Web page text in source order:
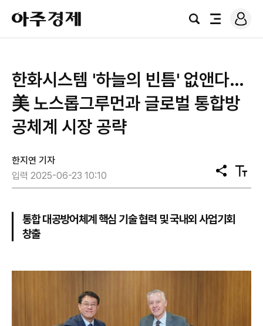
아
주
경
검
전
로
그
한화시스템 '하늘의 빈틈' 없앤다…
美 노스롭그루먼과 글로벌 통합방
공체계 시장 공략
한지연 기자
입력 2025-06-23 10:10
공
유
텍
스
통합 대공방어체계 핵심 기술 협력 및 국내외 사업기회
창출